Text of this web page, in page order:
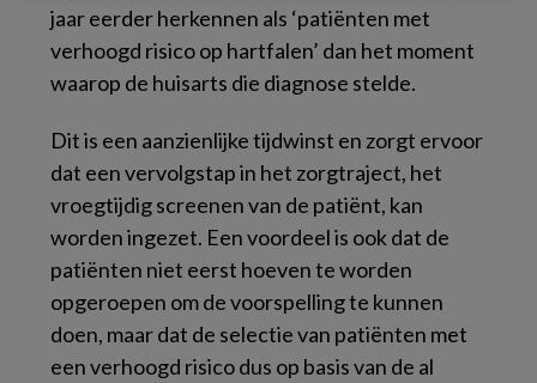
jaar eerder herkennen als ‘patiënten met
verhoogd risico op hartfalen’ dan het moment
waarop de huisarts die diagnose stelde.
Dit is een aanzienlijke tijdwinst en zorgt ervoor
dat een vervolgstap in het zorgtraject, het
vroegtijdig screenen van de patiënt, kan
worden ingezet. Een voordeel is ook dat de
patiënten niet eerst hoeven te worden
opgeroepen om de voorspelling te kunnen
doen, maar dat de selectie van patiënten met
een verhoogd risico dus op basis van de al